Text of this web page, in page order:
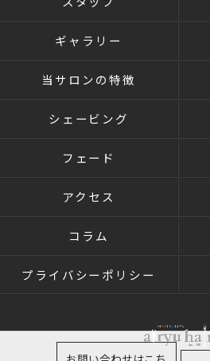
ギャラリー
当サロンの特徴
シェービング
フェード
アクセス
コラム
プライバシーポリシー